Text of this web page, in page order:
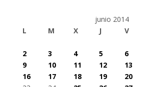
junio 2014
L
M X J V
2
3 4 5 6
9
10 11 12 13
16
17 18 19 20